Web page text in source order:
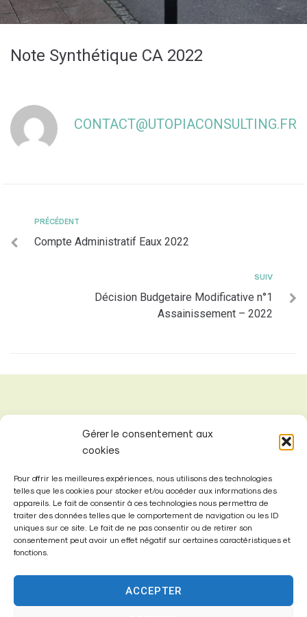
Gérer le consentement aux
cookies
Pour offrir les meilleures expériences, nous utilisons des technologies
telles que les cookies pour stocker et/ou accéder aux informations des
appareils. Le fait de consentir à ces technologies nous permettra de
traiter des données telles que le comportement de navigation ou les ID
uniques sur ce site. Le fait de ne pas consentir ou de retirer son
consentement peut avoir un effet négatif sur certaines caractéristiques et
fonctions.
ACCEPTER
Note Synthétique CA 2022
CONTACT@UTOPIACONSULTING.FR
PRÉCÉDENT
Compte Administratif Eaux 2022
SUIV
Décision Budgetaire Modificative n°1
Assainissement – 2022
Mairie de
Fontenay-Trésigny
Mairie,